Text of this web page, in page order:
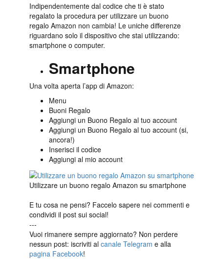
Indipendentemente dal codice che ti è stato
regalato la procedura per utilizzare un buono
regalo Amazon non cambia! Le uniche differenze
riguardano solo il dispositivo che stai utilizzando:
smartphone o computer.
Smartphone
Una volta aperta l’app di Amazon:
Menu
Buoni Regalo
Aggiungi un Buono Regalo al tuo account
Aggiungi un Buono Regalo al tuo account (si,
ancora!)
Inserisci il codice
Aggiungi al mio account
Utilizzare un buono regalo Amazon su smartphone
E tu cosa ne pensi? Faccelo sapere nei commenti e
condividi il post sui social!
---
Vuoi rimanere sempre aggiornato? Non perdere
nessun post: iscriviti al canale Telegram e alla
pagina Facebook!